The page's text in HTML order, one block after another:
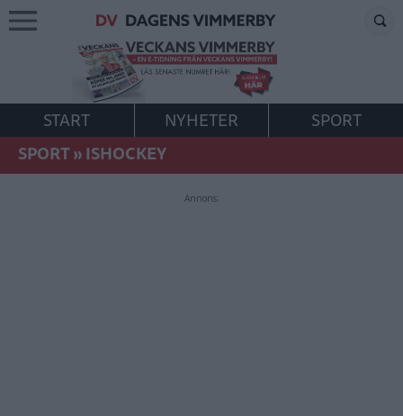
START NYHETER
SPORT
SPORT»ISHOCKEY
Annons: